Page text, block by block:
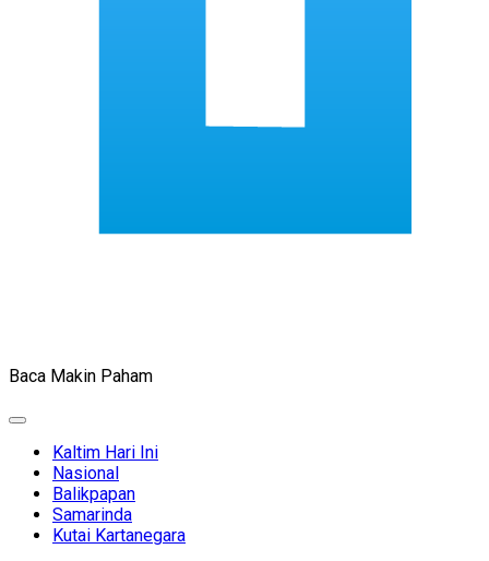
Baca Makin Paham
Expand
Kaltim Hari Ini
Nasional
Balikpapan
Samarinda
Kutai Kartanegara